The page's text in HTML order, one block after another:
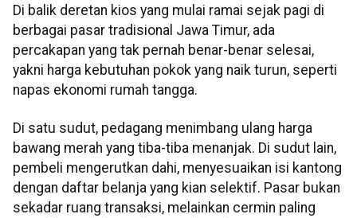
Di balik deretan kios yang mulai ramai sejak pagi di
berbagai pasar tradisional Jawa Timur, ada
percakapan yang tak pernah benar-benar selesai,
yakni harga kebutuhan pokok yang naik turun, seperti
napas ekonomi rumah tangga.
Di satu sudut, pedagang menimbang ulang harga
bawang merah yang tiba-tiba menanjak. Di sudut lain,
pembeli mengerutkan dahi, menyesuaikan isi kantong
dengan daftar belanja yang kian selektif. Pasar bukan
sekadar ruang transaksi, melainkan cermin paling